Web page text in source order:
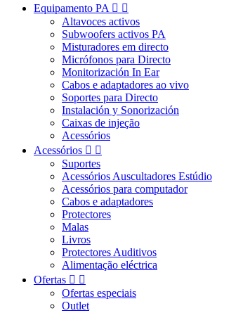
Equipamento PA  
Altavoces activos
Subwoofers activos PA
Misturadores em directo
Micrófonos para Directo
Monitorización In Ear
Cabos e adaptadores ao vivo
Soportes para Directo
Instalación y Sonorización
Caixas de injeção
Acessórios
Acessórios  
Suportes
Acessórios Auscultadores Estúdio
Acessórios para computador
Cabos e adaptadores
Protectores
Malas
Livros
Protectores Auditivos
Alimentação eléctrica
Ofertas  
Ofertas especiais
Outlet